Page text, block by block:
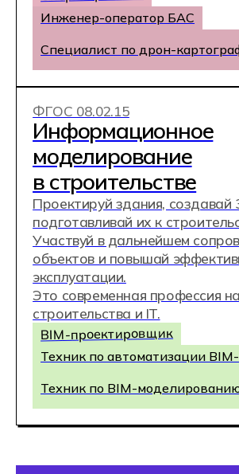
80% выпускников Хекслет
устраиваются в IT по результатам
исследования Высшей школы
экономики